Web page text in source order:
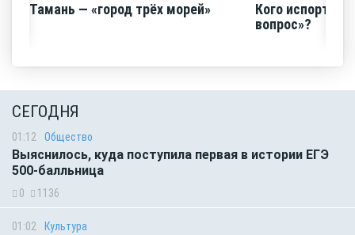
Тамань — «город трёх морей»
Кого испортил
вопрос»?
СЕГОДНЯ
01:12 Общество
Выяснилось, куда поступила первая в истории ЕГЭ
500-балльница
0 1136
01:02 Культура